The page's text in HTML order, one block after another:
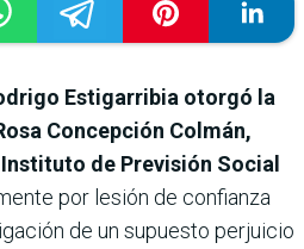
Estigarribia otorgó la
Concepción Colmán,
de Previsión Social
por lesión de confianza
de un supuesto perjuicio